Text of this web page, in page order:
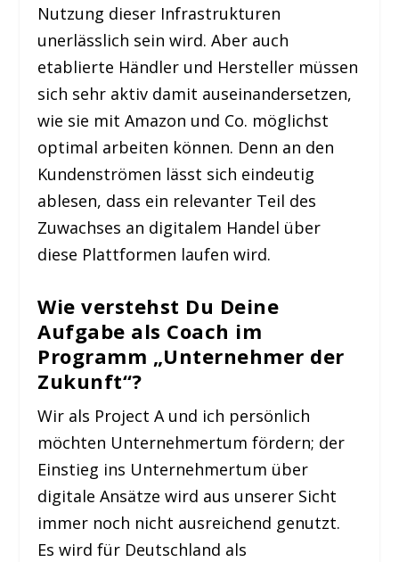
Nutzung dieser Infrastrukturen
unerlässlich sein wird. Aber auch
etablierte Händler und Hersteller müssen
sich sehr aktiv damit auseinandersetzen,
wie sie mit Amazon und Co. möglichst
optimal arbeiten können. Denn an den
Kundenströmen lässt sich eindeutig
ablesen, dass ein relevanter Teil des
Zuwachses an digitalem Handel über
diese Plattformen laufen wird.
Wie verstehst Du Deine
Aufgabe als Coach im
Programm „Unternehmer der
Zukunft“?
Wir als Project A und ich persönlich
möchten Unternehmertum fördern; der
Einstieg ins Unternehmertum über
digitale Ansätze wird aus unserer Sicht
immer noch nicht ausreichend genutzt.
Es wird für Deutschland als